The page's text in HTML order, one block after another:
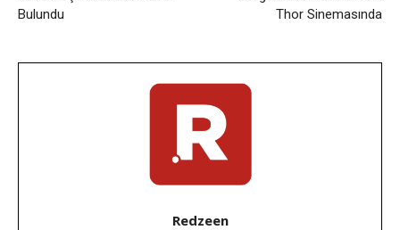
Bulundu
Thor Sinemasında
Redzeen